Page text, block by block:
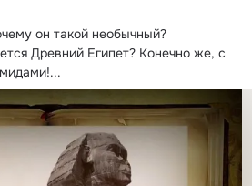
он такой необычный?
Древний Египет? Конечно же, с